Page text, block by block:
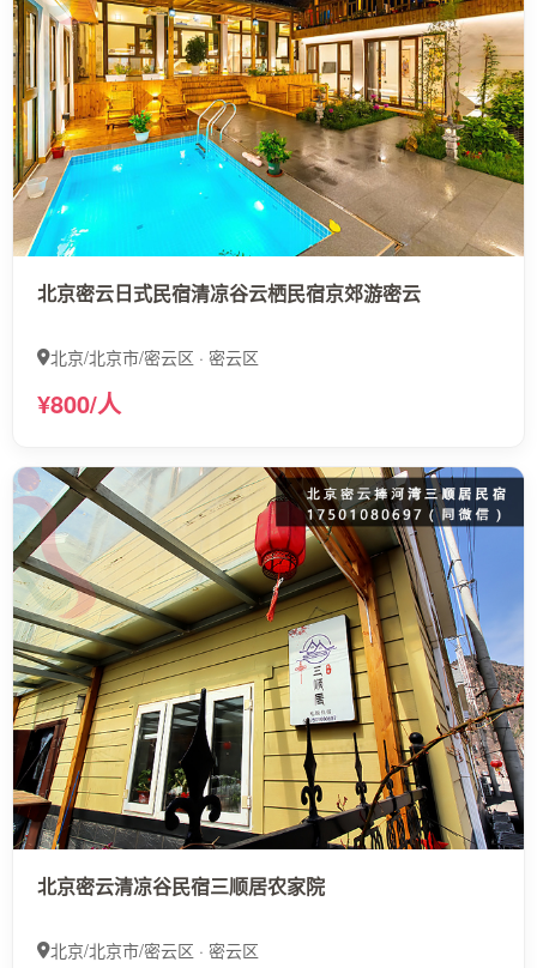
北京密云日式民宿清凉谷云栖民宿京郊游密云
北京/北京市/密云区 · 密云区
¥800/人
北京密云清凉谷民宿三顺居农家院
北京/北京市/密云区 · 密云区